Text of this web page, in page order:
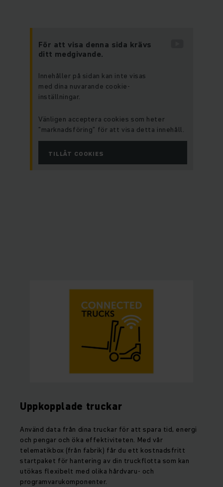
För att visa denna sida krävs
ditt medgivande.
Innehåller på sidan kan inte visas
med dina nuvarande cookie-
inställningar.
Vänligen acceptera cookies som heter
”marknadsföring” för att visa detta innehåll.
TILLÅT COOKIES
Uppkopplade truckar
Använd data från dina truckar för att spara tid, energi
och pengar och öka effektiviteten. Med vår
telematikbox (från fabrik) får du ett kostnadsfritt
startpaket för hantering av din truckflotta som kan
utökas flexibelt med olika hårdvaru- och
programvarukomponenter.